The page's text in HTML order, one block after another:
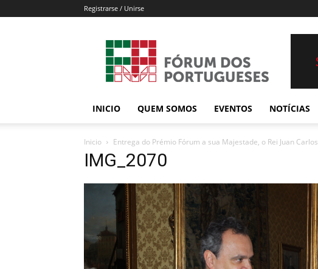
Registrarse / Unirse
Portugueses
INICIO QUEM SOMOS EVENTOS NOTÍCIAS
Inicio Entrega do Prémio Fórum a sua Majestade, o Rei Juan Carlos
IMG_2070